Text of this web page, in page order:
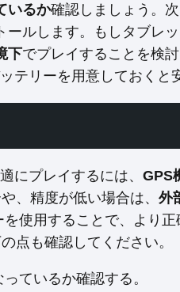
いるか確認しましょう。
ールします。もしタブレ
下でプレイすることを検
テリーを用意しておくと
にプレイするには、 GPS
、精度が低い場合は、 外
使用することで、より
点も確認してください。
ているか確認する。